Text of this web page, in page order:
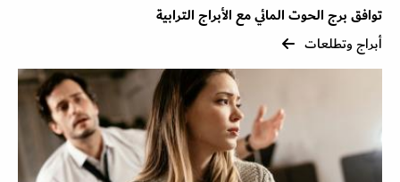
توافق برج الحوت المائي مع الأبراج الترابية
أبراج وتطلعات